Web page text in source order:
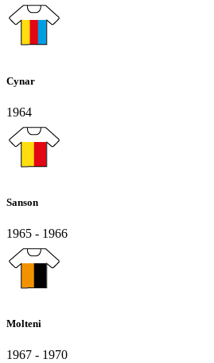
Cynar
1964
Sanson
1965 - 1966
Molteni
1967 - 1970